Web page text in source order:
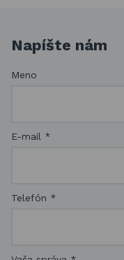
Napíšte nám
Meno
E-mail *
Telefón *